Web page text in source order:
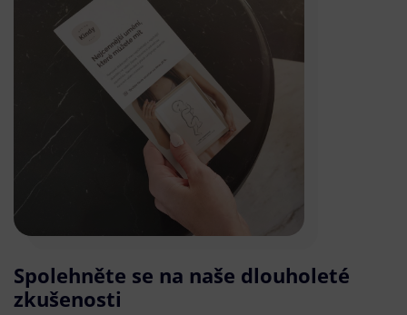
Spolehněte se na naše dlouholeté
zkušenosti